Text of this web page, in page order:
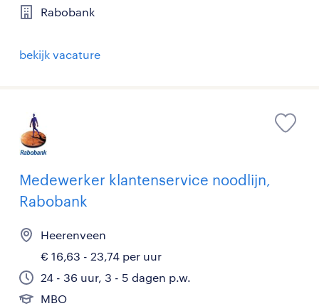
Rabobank
bekijk vacature
Medewerker klantenservice noodlijn,
Rabobank
Heerenveen
€ 16,63 - 23,74 per uur
24 - 36 uur, 3 - 5 dagen p.w.
MBO